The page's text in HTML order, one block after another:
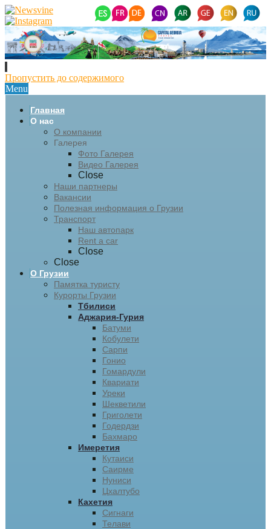
Пропустить до содержимого
Menu
Главная
О нас
О компании
Галерея
Фото Галерея
Видео Галерея
Close
Наши партнеры
Вакансии
Полезная информация о Грузии
Транспорт
Наш автопарк
Rent a car
Close
Close
О Грузии
Памятка туристу
Курорты Грузии
Тбилиси
Аджария-Гурия
Батуми
Кобулети
Сарпи
Гонио
Гомардули
Квариати
Уреки
Шекветили
Григолети
Годердзи
Бахмаро
Имеретия
Кутаиси
Саирме
Нуниси
Цхалтубо
Кахетия
Сигнаги
Телави